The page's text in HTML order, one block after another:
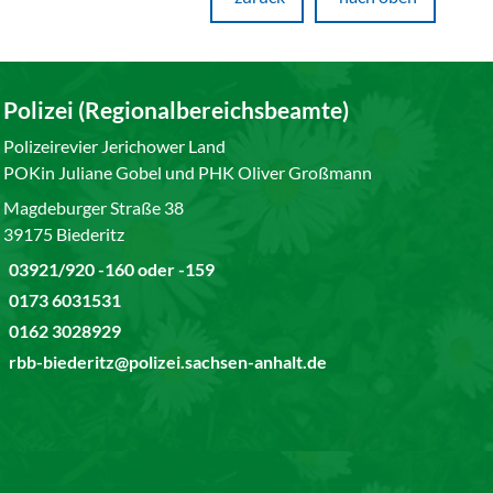
Polizei (Regionalbereichsbeamte)
Polizeirevier Jerichower Land
POKin Juliane Gobel und PHK Oliver Großmann
Magdeburger Straße 38
39175 Biederitz
03921/920 -160 oder -159
0173 6031531
0162 3028929
rbb-biederitz@polizei.sachsen-anhalt.de